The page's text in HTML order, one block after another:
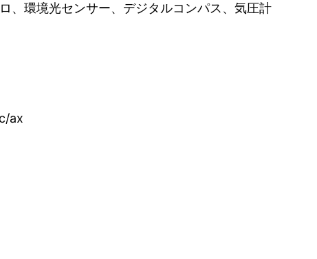
、環境光センサー、デジタルコンパス、気圧計
ax